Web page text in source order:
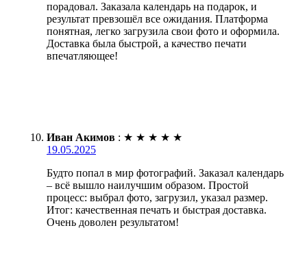
порадовал. Заказала календарь на подарок, и
результат превзошёл все ожидания. Платформа
понятная, легко загрузила свои фото и оформила.
Доставка была быстрой, а качество печати
впечатляющее!
Иван Акимов : ★ ★ ★ ★ ★
19.05.2025
Будто попал в мир фотографий. Заказал календарь
– всё вышло наилучшим образом. Простой
процесс: выбрал фото, загрузил, указал размер.
Итог: качественная печать и быстрая доставка.
Очень доволен результатом!